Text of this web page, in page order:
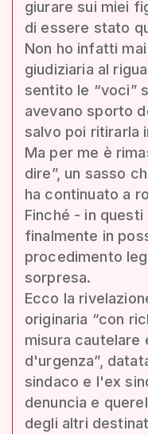
giurare sui miei
di essere stato
Non ho infatti
giudiziaria al
sentito le “voci”
avevano sporto
salvo poi ritirarla
Ma per me è
dire”, un sasso
ha continuato a
Finché - in
finalmente in
procedimento
sorpresa.
Ecco la
originaria “con
misura cautelare
d'urgenza”,
sindaco e l'ex
denuncia e
degli altri